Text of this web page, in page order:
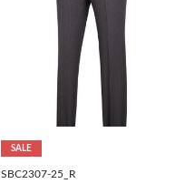
SALE
SBC2307-25_R